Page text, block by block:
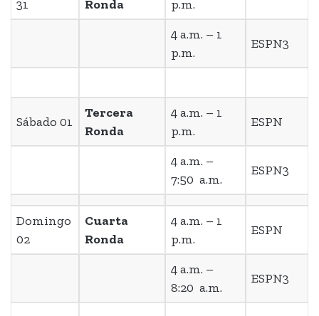
31
Ronda
p.m.
4 a.m. – 1
p.m.
ESPN3
Sábado 01
Tercera
Ronda
4 a.m. – 1
p.m.
ESPN
4 a.m. –
7:50 a.m.
ESPN3
Domingo
02
Cuarta
Ronda
4 a.m. – 1
p.m.
ESPN
4 a.m. –
8:20 a.m.
ESPN3